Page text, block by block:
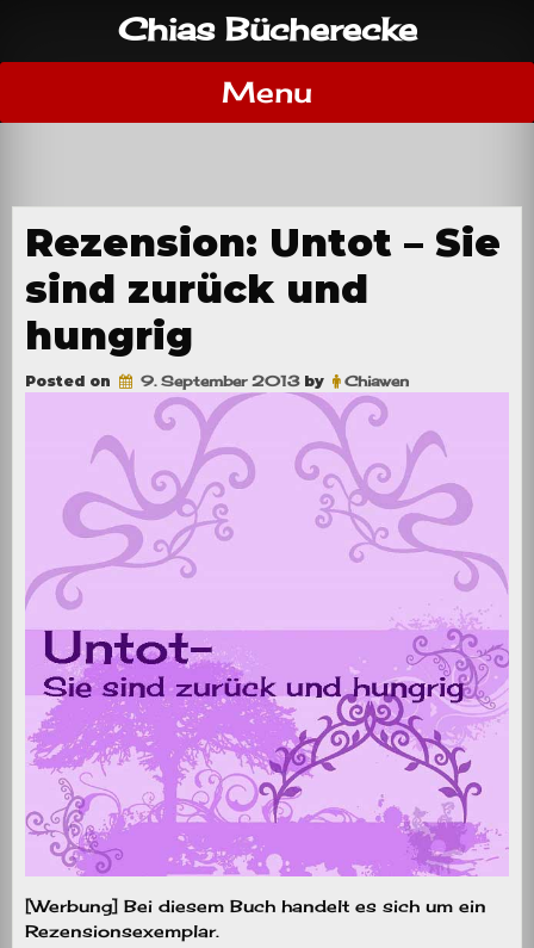
content
Chias Bücherecke
Menu
Rezension: Untot – Sie
sind zurück und
hungrig
Posted on 9. September 2013by Chiawen
[Werbung] Bei diesem Buch handelt es sich um ein
Rezensionsexemplar.